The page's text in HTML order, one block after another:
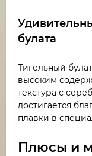
булата
Тигельный
высоким
текстура с
достигается
плавки в
Плюсы и